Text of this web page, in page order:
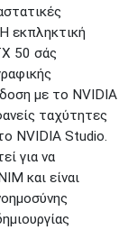
εκπληκτική
50 σάς
με το NVIDIA
ταχύτητες
NVIDIA Studio.
για να
και είναι